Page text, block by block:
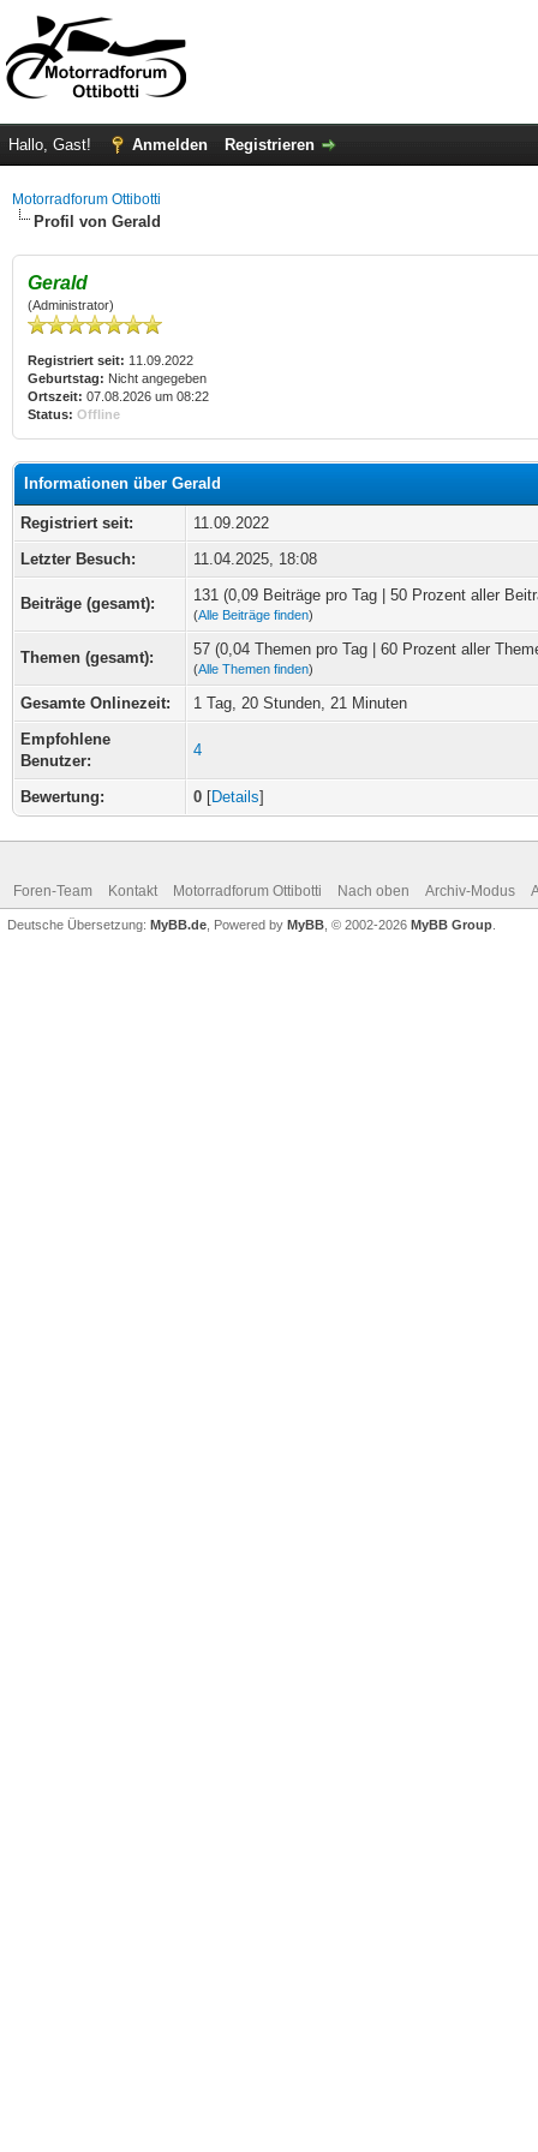
Hallo, Gast! Anmelden Registrieren
Motorradforum Ottibotti
Profil von Gerald
Gerald
(Administrator)
Registriert seit: 11.09.2022
Geburtstag: Nicht angegeben
Ortszeit: 07.08.2026 um 08:22
Status: Offline
Informationen über Gerald
Registriert seit:
11.09.2022
Letzter Besuch:
11.04.2025, 18:08
Beiträge (gesamt): 131 (0,09 Beiträge pro Tag | 50 Prozent aller
(Alle Beiträge finden)
Themen (gesamt): 57 (0,04 Themen pro Tag | 60 Prozent aller
(Alle Themen finden)
Gesamte Onlinezeit:
1 Tag, 20 Stunden, 21 Minuten
Empfohlene
Benutzer:
4
Bewertung: 0 [Details]
Foren-Team Kontakt Motorradforum Ottibotti Nach oben Archiv-Modus
Deutsche Übersetzung: MyBB.de , Powered by MyBB , © 2002-2026 MyBB Group